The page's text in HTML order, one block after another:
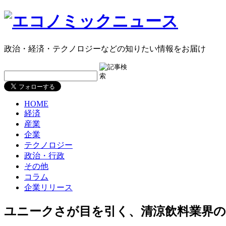
政治・経済・テクノロジーなどの知りたい情報をお届け
HOME
経済
産業
企業
テクノロジー
政治・行政
その他
コラム
企業リリース
ユニークさが目を引く、清涼飲料業界